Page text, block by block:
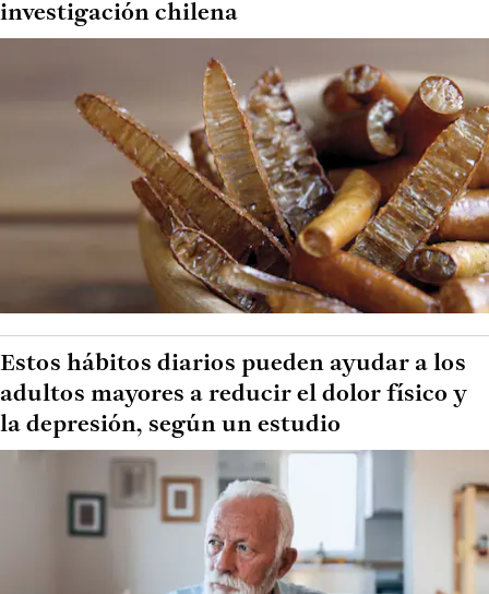
investigación chilena
Estos hábitos diarios pueden ayudar a los
adultos mayores a reducir el dolor físico y
la depresión, según un estudio